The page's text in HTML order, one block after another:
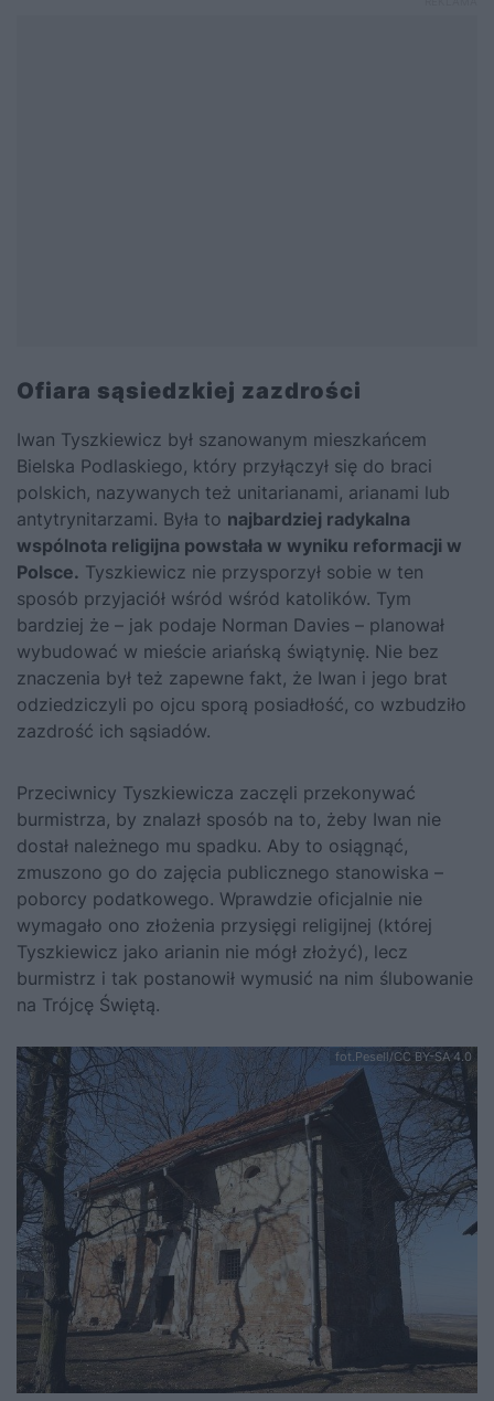
Ofiara sąsiedzkiej zazdrości
Iwan Tyszkiewicz był szanowanym mieszkańcem
Bielska Podlaskiego, który przyłączył się do braci
polskich, nazywanych też unitarianami, arianami lub
antytrynitarzami. Była to najbardziej radykalna
wspólnota religijna powstała w wyniku reformacji w
Polsce. Tyszkiewicz nie przysporzył sobie w ten
sposób przyjaciół wśród wśród katolików. Tym
bardziej że – jak podaje Norman Davies – planował
wybudować w mieście ariańską świątynię. Nie bez
znaczenia był też zapewne fakt, że Iwan i jego brat
odziedziczyli po ojcu sporą posiadłość, co wzbudziło
zazdrość ich sąsiadów.
Przeciwnicy Tyszkiewicza zaczęli przekonywać
burmistrza, by znalazł sposób na to, żeby Iwan nie
dostał należnego mu spadku. Aby to osiągnąć,
zmuszono go do zajęcia publicznego stanowiska –
poborcy podatkowego. Wprawdzie oficjalnie nie
wymagało ono złożenia przysięgi religijnej (której
Tyszkiewicz jako arianin nie mógł złożyć), lecz
burmistrz i tak postanowił wymusić na nim ślubowanie
na Trójcę Świętą.
fot.Pesell/CC BY-SA 4.0